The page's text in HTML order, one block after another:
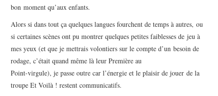
bon moment qu’aux enfants.
Alors si dans tout ça quelques langues fourchent de temps à autres, ou
si certaines scènes ont pu montrer quelques petites faiblesses de jeu à
mes yeux (et que je mettrais volontiers sur le compte d’un besoin de
rodage, c’était quand même là leur Première au
Point-virgule), je passe outre car l’énergie et le plaisir de jouer de la
troupe Et Voilà ! restent communicatifs.